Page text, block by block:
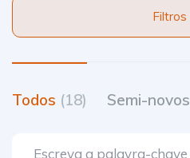
Todos (18) Semi-novos